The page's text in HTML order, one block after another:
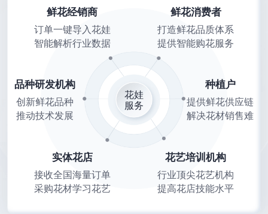
鲜花经销商
订单一键导入花娃
智能解析行业数据
鲜花消费者
打造鲜花品质体系
提供智能购花服务
品种研发机构
创新鲜花品种
推动技术发展
种植户
提供鲜花供应链
解决花材销售难
实体花店
接收全国海量订单
采购花材学习花艺
花艺培训机构
行业顶尖花艺机构
提高花店技能水平
花娃
服务